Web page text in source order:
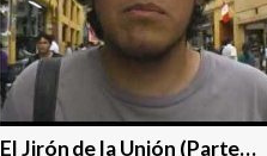
El Jirón de la Unión (Parte…